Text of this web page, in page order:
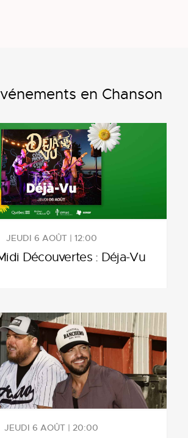
en Chanson
JEUDI 6 AOÛT | 12:00
Découvertes : Déja-Vu
JEUDI 6 AOÛT | 20:00